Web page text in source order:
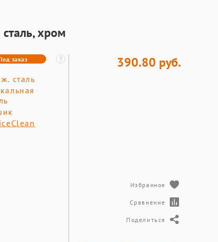
хром
заказ
сталь
390.80 руб.
Избранное
Сравнение
Поделиться